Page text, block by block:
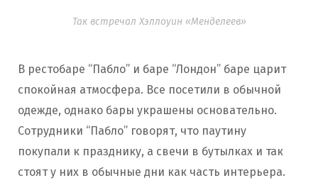
Так встречал Хэллоуин «Менделеев»
В рестобаре “Пабло” и баре “Лондон” баре царит
спокойная атмосфера. Все посетили в обычной
одежде, однако бары украшены основательно.
Сотрудники “Пабло” говорят, что паутину
покупали к празднику, а свечи в бутылках и так
стоят у них в обычные дни как часть интерьера.